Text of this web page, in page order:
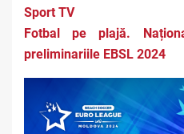
Sport TV
Fotbal pe plajă.
preliminariile EBSL 2024